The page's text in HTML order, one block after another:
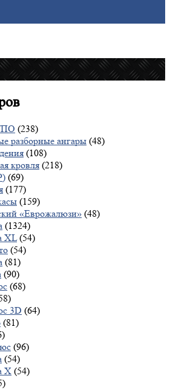
(238)
разборные ангары (48)
(108)
кровля (218)
(69)
(177)
(159)
«Еврожалюзи» (48)
(1324)
XL (54)
(54)
(81)
(90)
(68)
3D (64)
(81)
(96)
(54)
X (54)